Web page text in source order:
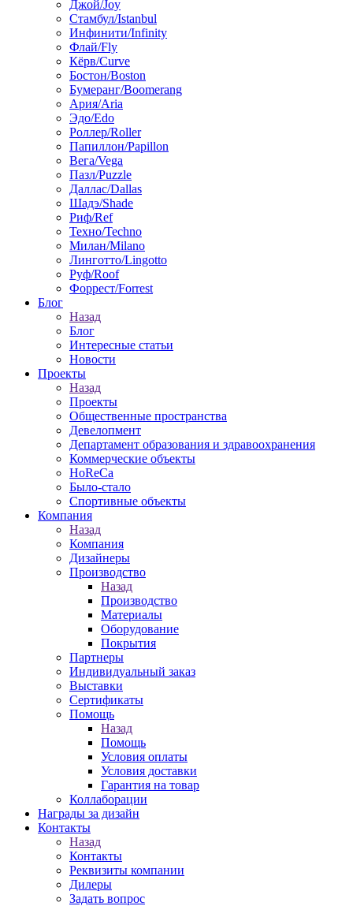
Джой/Joy
Стамбул/Istanbul
Инфинити/Infinity
Флай/Fly
Кёрв/Curve
Бостон/Boston
Бумеранг/Boomerang
Ария/Aria
Эдо/Edo
Роллер/Roller
Папиллон/Papillon
Вега/Vega
Пазл/Puzzle
Даллас/Dallas
Шадэ/Shade
Риф/Ref
Техно/Techno
Милан/Milano
Линготто/Lingotto
Руф/Roof
Форрест/Forrest
Блог
Назад
Блог
Интересные статьи
Новости
Проекты
Назад
Проекты
Общественные пространства
Девелопмент
Департамент образования и здравоохранения
Коммерческие объекты
HoReCa
Было-стало
Спортивные объекты
Компания
Назад
Компания
Дизайнеры
Производство
Назад
Производство
Материалы
Оборудование
Покрытия
Партнеры
Индивидуальный заказ
Выставки
Сертификаты
Помощь
Назад
Помощь
Условия оплаты
Условия доставки
Гарантия на товар
Коллаборации
Награды за дизайн
Контакты
Назад
Контакты
Реквизиты компании
Дилеры
Задать вопрос